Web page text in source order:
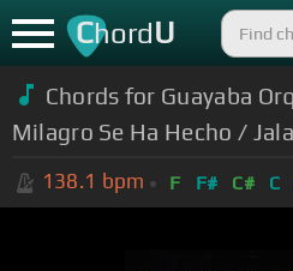
ChordU
Chords for Guayaba
Milagro Se Ha Hecho /
138.1 bpm F F# C# C